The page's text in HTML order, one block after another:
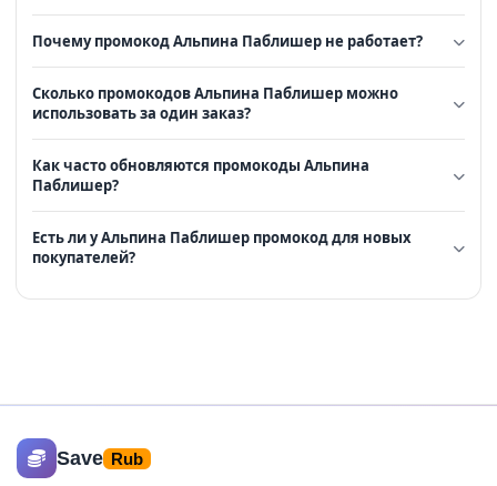
Почему промокод Альпина Паблишер не работает?
Сколько промокодов Альпина Паблишер можно
использовать за один заказ?
Как часто обновляются промокоды Альпина
Паблишер?
Есть ли у Альпина Паблишер промокод для новых
покупателей?
Save Rub